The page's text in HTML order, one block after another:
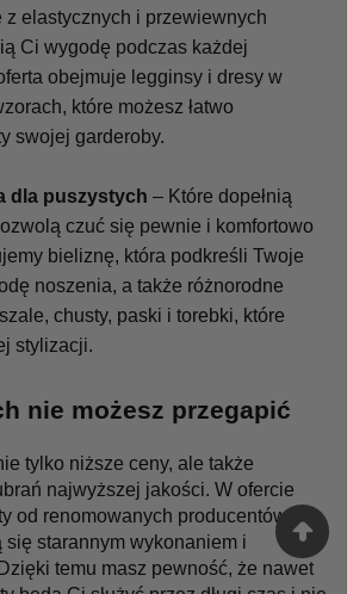
z elastycznych i przewiewnych
Ci wygodę podczas każdej
obejmuje legginsy i dresy w
które możesz łatwo
swojej garderoby.
dla puszystych – Które dopełnią
czuć się pewnie i komfortowo
bieliznę, która podkreśli Twoje
noszenia, a także różnorodne
chusty, paski i torebki, które
stylizacji.
nie możesz przegapić
tylko niższe ceny, ale także
najwyższej jakości. W ofercie
od renomowanych producentów,
się starannym wykonaniem i
temu masz pewność, że nawet